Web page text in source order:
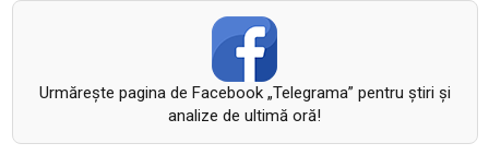
Urmăreşte pagina de Facebook „Telegrama” pentru ştiri şi
analize de ultimă oră!